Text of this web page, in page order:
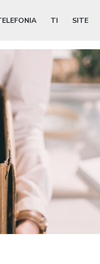
TI SITE